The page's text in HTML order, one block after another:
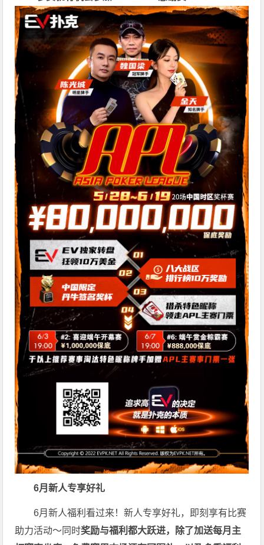
6月新人专享好礼
6月新人福利看过来！新人专享好礼，即刻享有比赛
助力活动～同时奖励与福利都大跃进，除了加送每月主